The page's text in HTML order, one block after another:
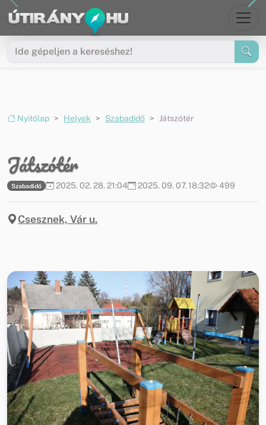
Ugrás a menüre
Ugrás a tartalomra
Nyitólap Helyek Szabadidő Játszótér
Játszótér
Szabadidő 2025. 02. 28. 21:04 2025. 09. 07. 18:32 499
Csesznek, Vár u.